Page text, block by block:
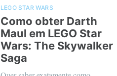
LEGO STAR WARS
Como obter Darth
Maul em LEGO Star
Wars: The Skywalker
Saga